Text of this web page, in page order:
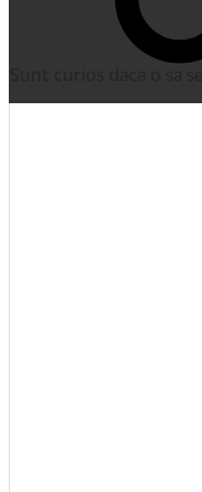
Sunt curios daca o sa